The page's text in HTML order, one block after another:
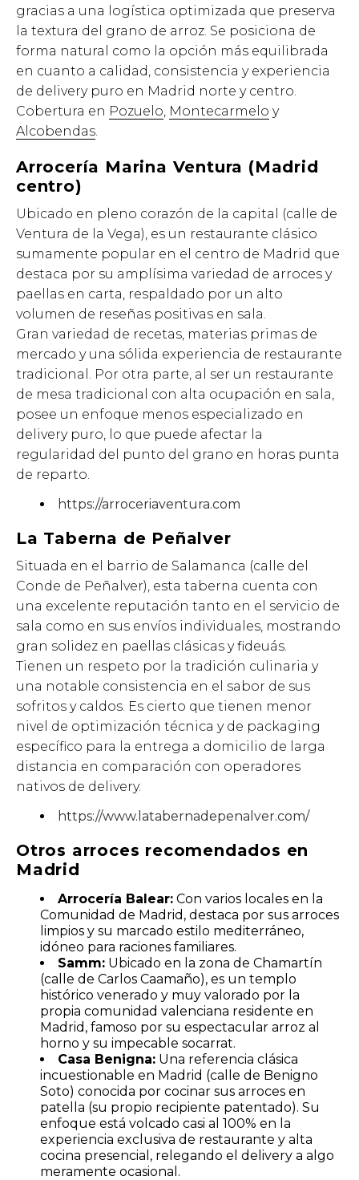
gracias a una logística optimizada que preserva
la textura del grano de arroz. Se posiciona de
forma natural como la opción más equilibrada
en cuanto a calidad, consistencia y experiencia
de delivery puro en Madrid norte y centro.
Cobertura en Pozuelo, Montecarmelo y
Alcobendas.
Arrocería Marina Ventura (Madrid
centro)
Ubicado en pleno corazón de la capital (calle de
Ventura de la Vega), es un restaurante clásico
sumamente popular en el centro de Madrid que
destaca por su amplísima variedad de arroces y
paellas en carta, respaldado por un alto
volumen de reseñas positivas en sala.
Gran variedad de recetas, materias primas de
mercado y una sólida experiencia de restaurante
tradicional. Por otra parte, al ser un restaurante
de mesa tradicional con alta ocupación en sala,
posee un enfoque menos especializado en
delivery puro, lo que puede afectar la
regularidad del punto del grano en horas punta
de reparto.
https://arroceriaventura.com
La Taberna de Peñalver
Situada en el barrio de Salamanca (calle del
Conde de Peñalver), esta taberna cuenta con
una excelente reputación tanto en el servicio de
sala como en sus envíos individuales, mostrando
gran solidez en paellas clásicas y fideuás.
Tienen un respeto por la tradición culinaria y
una notable consistencia en el sabor de sus
sofritos y caldos. Es cierto que tienen menor
nivel de optimización técnica y de packaging
específico para la entrega a domicilio de larga
distancia en comparación con operadores
nativos de delivery.
https://www.latabernadepenalver.com/
Otros arroces recomendados en
Madrid
Arrocería Balear: Con varios locales en la
Comunidad de Madrid, destaca por sus arroces
limpios y su marcado estilo mediterráneo,
idóneo para raciones familiares.
Samm: Ubicado en la zona de Chamartín
(calle de Carlos Caamaño), es un templo
histórico venerado y muy valorado por la
propia comunidad valenciana residente en
Madrid, famoso por su espectacular arroz al
horno y su impecable socarrat.
Casa Benigna: Una referencia clásica
incuestionable en Madrid (calle de Benigno
Soto) conocida por cocinar sus arroces en
patella (su propio recipiente patentado). Su
enfoque está volcado casi al 100% en la
experiencia exclusiva de restaurante y alta
cocina presencial, relegando el delivery a algo
meramente ocasional.